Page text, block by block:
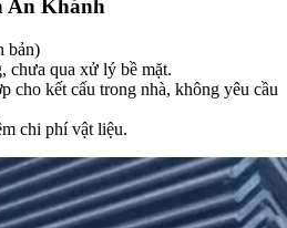
An Khánh
bản)
chưa qua xử lý bề mặt.
cho kết cấu trong nhà, không yêu cầu
chi phí vật liệu.